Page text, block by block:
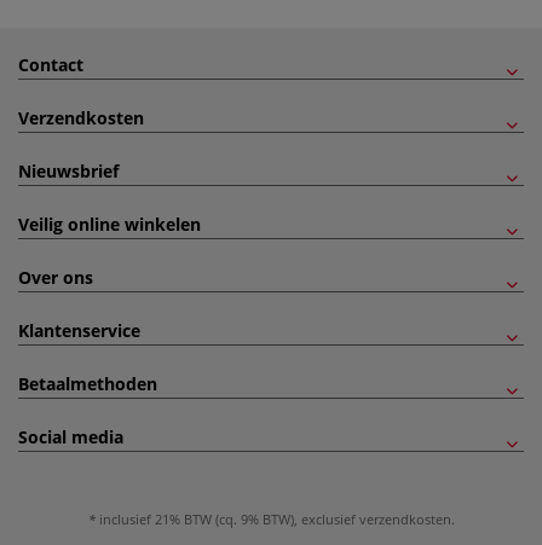
Contact
Verzendkosten
Nieuwsbrief
Veilig online winkelen
Over ons
Klantenservice
Betaalmethoden
Social media
inclusief 21% BTW (cq. 9% BTW), exclusief verzendkosten.